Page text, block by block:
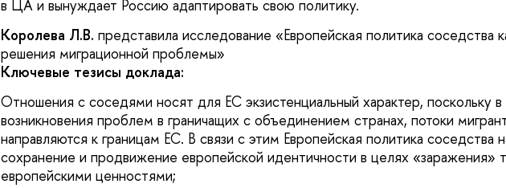
в ЦА и вынуждает Россию адаптировать свою политику.
Королева Л.В. представила исследование «Европейская политика соседства
решения миграционной проблемы»
Ключевые тезисы доклада:
Отношения с соседями носят для ЕС экзистенциальный характер, поскольку в
возникновения проблем в граничащих с объединением странах, потоки
направляются к границам ЕС. В связи с этим Европейская политика соседства
сохранение и продвижение европейской идентичности в целях «заражения»
европейскими ценностями;